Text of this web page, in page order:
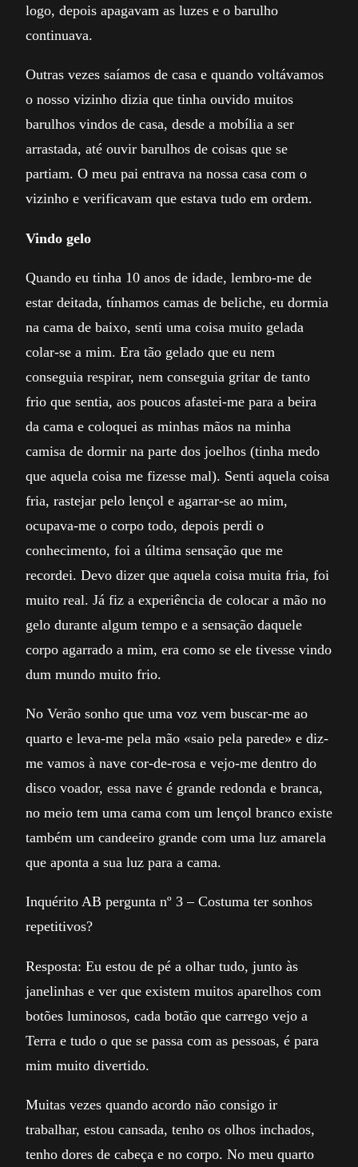
logo, depois apagavam as luzes e o barulho
continuava.
Outras vezes saíamos de casa e quando voltávamos
o nosso vizinho dizia que tinha ouvido muitos
barulhos vindos de casa, desde a mobília a ser
arrastada, até ouvir barulhos de coisas que se
partiam. O meu pai entrava na nossa casa com o
vizinho e verificavam que estava tudo em ordem.
Vindo gelo
Quando eu tinha 10 anos de idade, lembro-me de
estar deitada, tínhamos camas de beliche, eu dormia
na cama de baixo, senti uma coisa muito gelada
colar-se a mim. Era tão gelado que eu nem
conseguia respirar, nem conseguia gritar de tanto
frio que sentia, aos poucos afastei-me para a beira
da cama e coloquei as minhas mãos na minha
camisa de dormir na parte dos joelhos (tinha medo
que aquela coisa me fizesse mal). Senti aquela coisa
fria, rastejar pelo lençol e agarrar-se ao mim,
ocupava-me o corpo todo, depois perdi o
conhecimento, foi a última sensação que me
recordei. Devo dizer que aquela coisa muita fria, foi
muito real. Já fiz a experiência de colocar a mão no
gelo durante algum tempo e a sensação daquele
corpo agarrado a mim, era como se ele tivesse vindo
dum mundo muito frio.
No Verão sonho que uma voz vem buscar-me ao
quarto e leva-me pela mão «saio pela parede» e diz-
me vamos à nave cor-de-rosa e vejo-me dentro do
disco voador, essa nave é grande redonda e branca,
no meio tem uma cama com um lençol branco existe
também um candeeiro grande com uma luz amarela
que aponta a sua luz para a cama.
Inquérito AB pergunta nº 3 – Costuma ter sonhos
repetitivos?
Resposta: Eu estou de pé a olhar tudo, junto às
janelinhas e ver que existem muitos aparelhos com
botões luminosos, cada botão que carrego vejo a
Terra e tudo o que se passa com as pessoas, é para
mim muito divertido.
Muitas vezes quando acordo não consigo ir
trabalhar, estou cansada, tenho os olhos inchados,
tenho dores de cabeça e no corpo. No meu quarto